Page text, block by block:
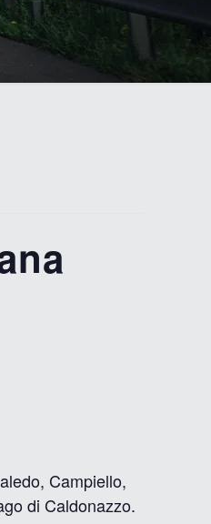
Campiello,
di Caldonazzo.